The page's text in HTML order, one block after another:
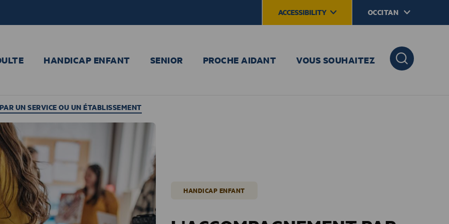
ACCESSIBILITY OCCITAN
HANDICAP ENFANT SENIOR PROCHE AIDANT VOUS SOUHAITEZ
UN SERVICE OU UN ÉTABLISSEMENT
HANDICAP ENFANT